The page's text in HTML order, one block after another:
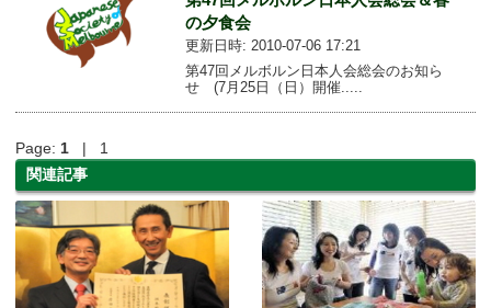
の夕食会
更新日時: 2010-07-06 17:21
第47回メルボルン日本人会総会のお知ら
せ (7月25日（日）開催.....
Page: 1 | 1
関連記事